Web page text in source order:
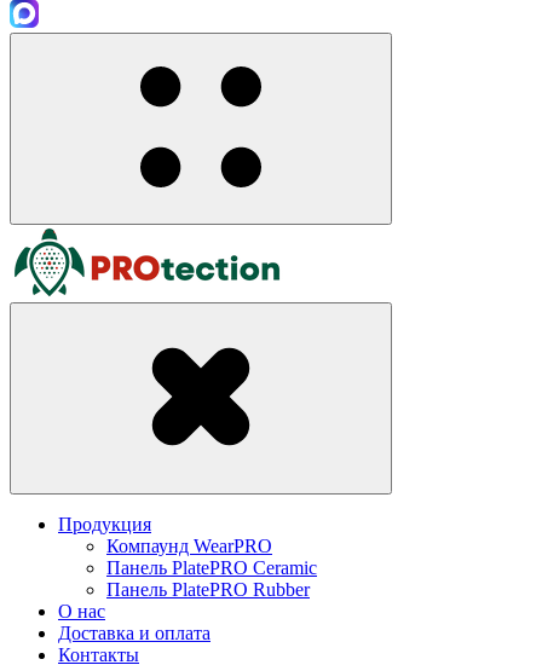
Продукция
Компаунд WearPRO
Панель PlatePRO Ceramic
Панель PlatePRO Rubber
О нас
Доставка и оплата
Контакты